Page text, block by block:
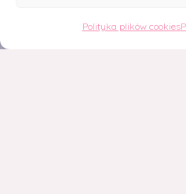
Polityka plików cookies